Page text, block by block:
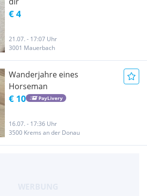
€ 4
21.07. - 17:07 Uhr
3001 Mauerbach
Wanderjahre eines
Horseman
€ 10 PayLivery
16.07. - 17:36 Uhr
3500 Krems an der Donau